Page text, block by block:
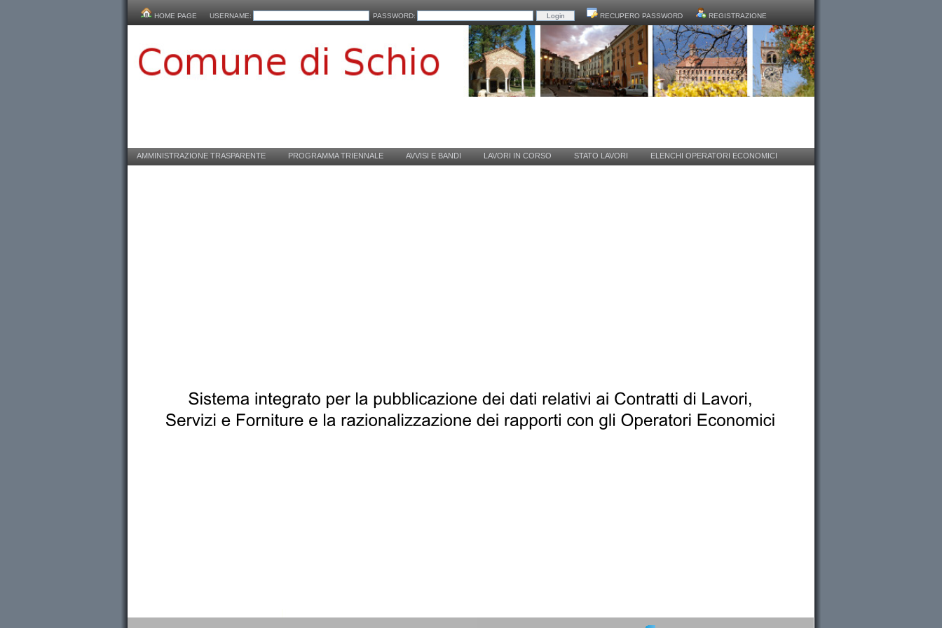
HOME PAGE USERNAME: PASSWORD: RECUPERO PASSWORD REGISTRAZIONE
AMMINISTRAZIONE TRASPARENTE PROGRAMMA TRIENNALE AVVISI E BANDI LAVORI IN CORSO STATO LAVORI ELENCHI OPERATORI ECONOMICI